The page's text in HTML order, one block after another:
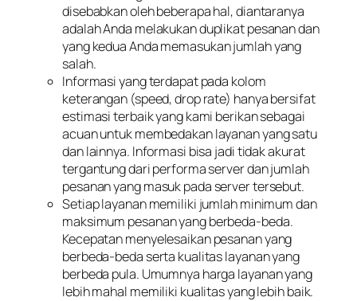
disebabkan oleh beberapa hal, diantaranya
adalah Anda melakukan duplikat pesanan dan
yang kedua Anda memasukan jumlah yang
salah.
Informasi yang terdapat pada kolom
keterangan (speed, drop rate) hanya bersifat
estimasi terbaik yang kami berikan sebagai
acuan untuk membedakan layanan yang satu
dan lainnya. Informasi bisa jadi tidak akurat
tergantung dari performa server dan jumlah
pesanan yang masuk pada server tersebut.
Setiap layanan memiliki jumlah minimum dan
maksimum pesanan yang berbeda-beda.
Kecepatan menyelesaikan pesanan yang
berbeda-beda serta kualitas layanan yang
berbeda pula. Umumnya harga layanan yang
lebih mahal memiliki kualitas yang lebih baik.